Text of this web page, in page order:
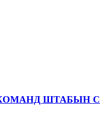
ШТАБЫН